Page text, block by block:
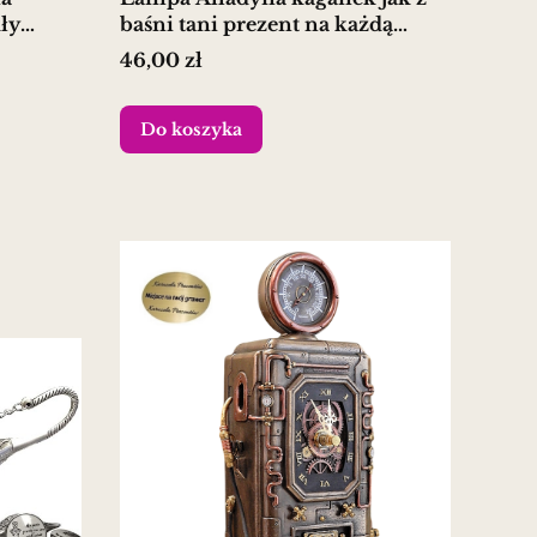
baśni tani prezent na każdą
okazję
Cena
46,00 zł
Do koszyka